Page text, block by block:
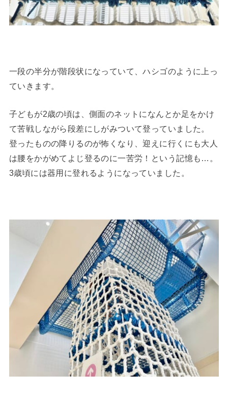
一段の半分が階段状になっていて、ハシゴのように上っ
ていきます。
子どもが2歳の頃は、側面のネットになんとか足をかけ
て苦戦しながら段差にしがみついて登っていました。
登ったものの降りるのが怖くなり、迎えに行くにも大人
は腰をかがめてよじ登るのに一苦労！という記憶も…。
3歳頃には器用に登れるようになっていました。